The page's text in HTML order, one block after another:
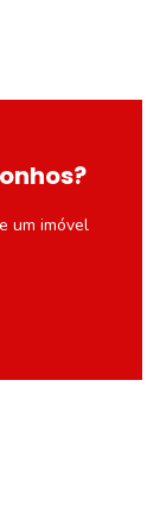
um imóvel